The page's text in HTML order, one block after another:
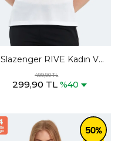
Slazenger RIVE Kadın V
Yaka Beyaz Tişört
499,90 TL
299,90 TL %40